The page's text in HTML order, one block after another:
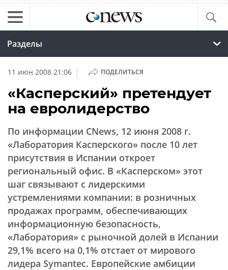
Разделы
11 июн 2008 21:06 | ПОДЕЛИТЬСЯ
«Касперский» претендует
на евролидерство
По информации CNews, 12 июня 2008 г.
«Лаборатория Касперского» после 10 лет
присутствия в Испании откроет
региональный офис. В «Касперском» этот
шаг связывают с лидерскими
устремлениями компании: в розничных
продажах программ, обеспечивающих
информационную безопасность,
«Лаборатория» с рыночной долей в Испании
29,1% всего на 0,1% отстает от мирового
лидера Symantec. Европейские амбиции